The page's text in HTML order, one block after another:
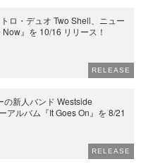
ロ・デュオ Two Shell、ニュー
』を 10/16 リリース！
RELEASE
の新人バンド Westside
アルバム『It Goes On』を 8/21
RELEASE